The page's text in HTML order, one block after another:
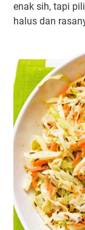
enak sih, tapi
halus dan